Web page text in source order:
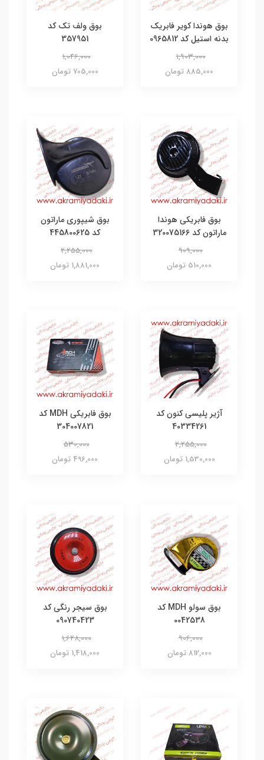
بوق هوندا کویر فابریک
بدنه استیل کد 0965812
1,903,000
885,000 تومان
بوق ولف تک کد
357951
1,046,000
705,000 تومان
بوق فابریکی هوندا
ماراتون کد 320075166
909,000
510,000 تومان
بوق شیپوری ماراتون
کد 445800625
2,255,000
1,881,000 تومان
آژیر پلیسی کنون کد
40334261
2,255,000
1,530,000 تومان
بوق فابریکی MDH کد
304007821
530,000
496,000 تومان
بوق سولو MDH کد
0042538
906,000
812,000 تومان
بوق سیجر رنگی کد
090740423
1,628,000
1,418,000 تومان